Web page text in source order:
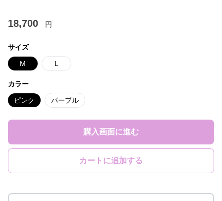
18,700 円
サイズ
M L
カラー
ピンク パープル
購入画面に進む
カートに追加する